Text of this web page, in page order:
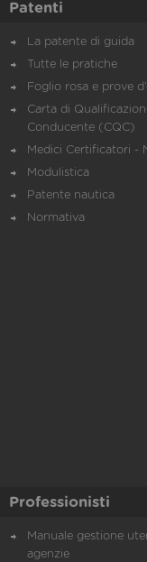
Patenti
La patente di guida
Tutte le pratiche
Foglio rosa e prove
Carta di
Conducente (CQC)
Medici Certificatori -
Modulistica
Patente nautica
Normativa
Professionisti
Manuale gestione
agenzie